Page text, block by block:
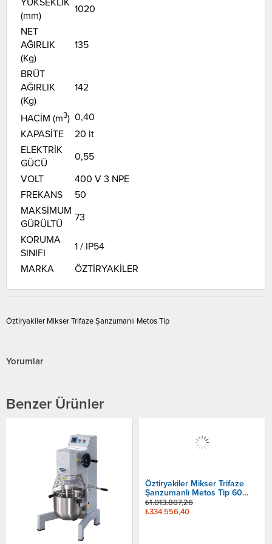
(mm)
1020
NET
AĞIRLIK
(Kg)
135
BRÜT
AĞIRLIK
(Kg)
142
HACİM (m3) 0,40
KAPASİTE
20 lt
ELEKTRİK
GÜCÜ
0,55
VOLT
400 V 3 NPE
FREKANS
50
MAKSİMUM
GÜRÜLTÜ
73
KORUMA
SINIFI
1 / IP54
MARKA
ÖZTİRYAKİLER
Öztiryakiler Mikser Trifaze Şanzumanlı Metos Tip
Yorumlar
Benzer Ürünler